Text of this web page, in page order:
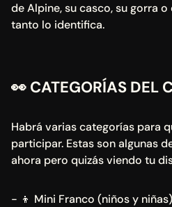
de Alpine, su casco, su gorra
tanto lo identifica.
👀 CATEGORÍAS DEL
Habrá varias categorías para
participar. Estas son algunas
ahora pero quizás viendo tu
- 👦 Mini Franco (niños y niñas)